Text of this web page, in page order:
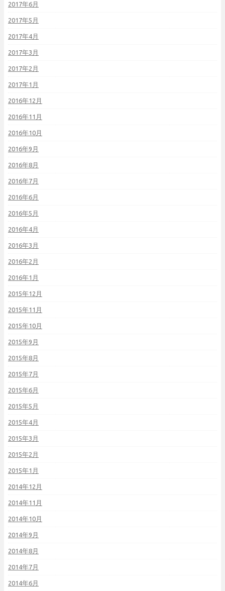
2017年6月
2017年5月
2017年4月
2017年3月
2017年2月
2017年1月
2016年12月
2016年11月
2016年10月
2016年9月
2016年8月
2016年7月
2016年6月
2016年5月
2016年4月
2016年3月
2016年2月
2016年1月
2015年12月
2015年11月
2015年10月
2015年9月
2015年8月
2015年7月
2015年6月
2015年5月
2015年4月
2015年3月
2015年2月
2015年1月
2014年12月
2014年11月
2014年10月
2014年9月
2014年8月
2014年7月
2014年6月